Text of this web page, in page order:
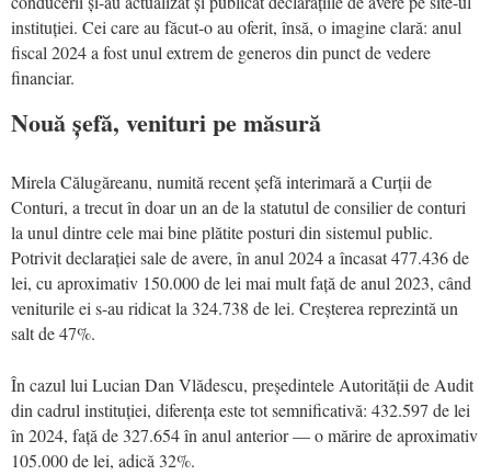
instituției. Cei care au făcut-o au oferit, însă, o imagine clară: anul
fiscal 2024 a fost unul extrem de generos din punct de vedere
financiar.
Nouă șefă, venituri pe măsură
Mirela Călugăreanu, numită recent șefă interimară a Curții de
Conturi, a trecut în doar un an de la statutul de consilier de conturi
la unul dintre cele mai bine plătite posturi din sistemul public.
Potrivit declarației sale de avere, în anul 2024 a încasat 477.436 de
lei, cu aproximativ 150.000 de lei mai mult față de anul 2023, când
veniturile ei s-au ridicat la 324.738 de lei. Creșterea reprezintă un
salt de 47%.
În cazul lui Lucian Dan Vlădescu, președintele Autorității de Audit
din cadrul instituției, diferența este tot semnificativă: 432.597 de lei
în 2024, față de 327.654 în anul anterior — o mărire de aproximativ
105.000 de lei, adică 32%.